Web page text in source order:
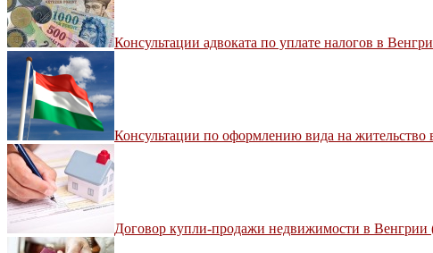
Консультации адвоката по уплате налогов в
Консультации по оформлению вида на
Договор купли-продажи недвижимости в